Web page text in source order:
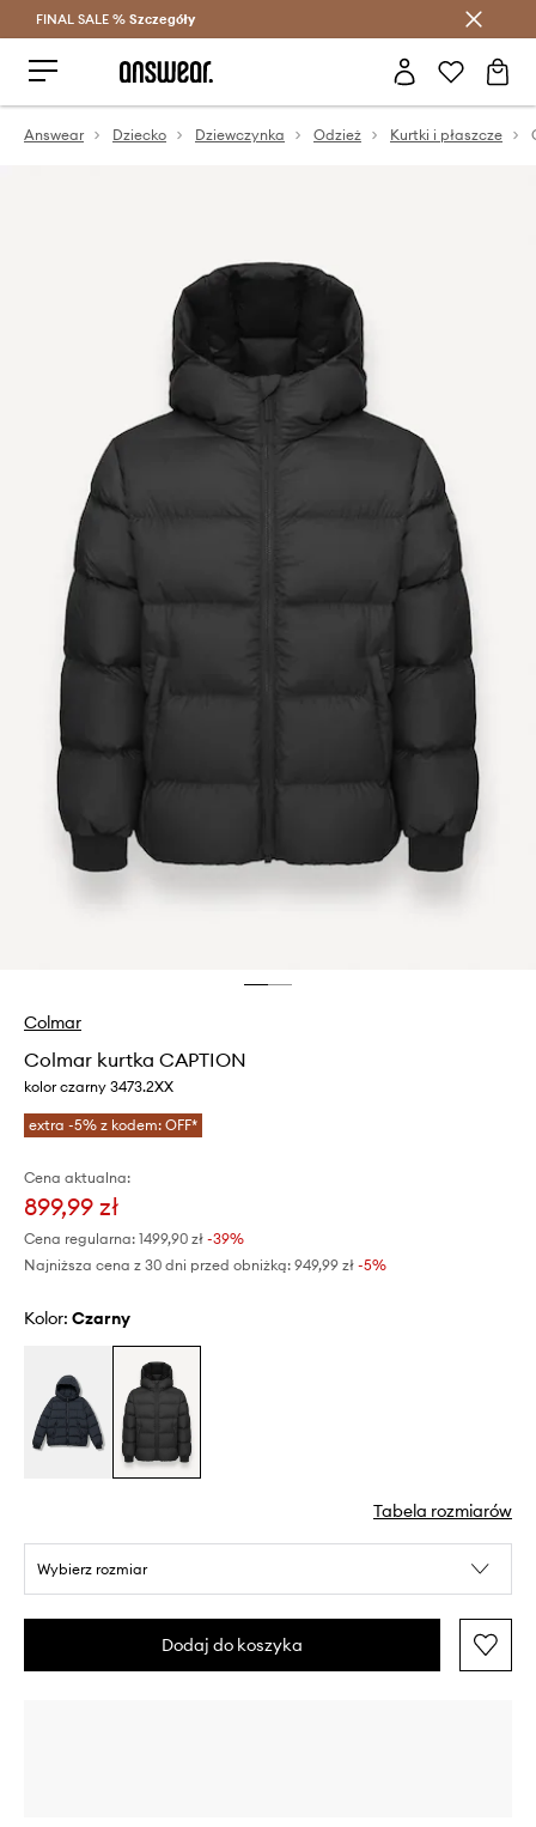
Oszczędzaj z Answear Club >
FINAL SALE % Szczegóły
Answear Dziecko Dziewczynka Odzież Kurtki i płaszcze
Colmar
Colmar kurtka CAPTION
kolor czarny 3473.2XX
extra -5% z kodem: OFF*
Cena aktualna:
899,99 zł
Cena regularna: 1499,90 zł -39%
Najniższa cena z 30 dni przed obniżką: 949,99 zł -5%
Kolor: czarny
Tabela rozmiarów
Wybierz rozmiar
Dodaj do koszyka